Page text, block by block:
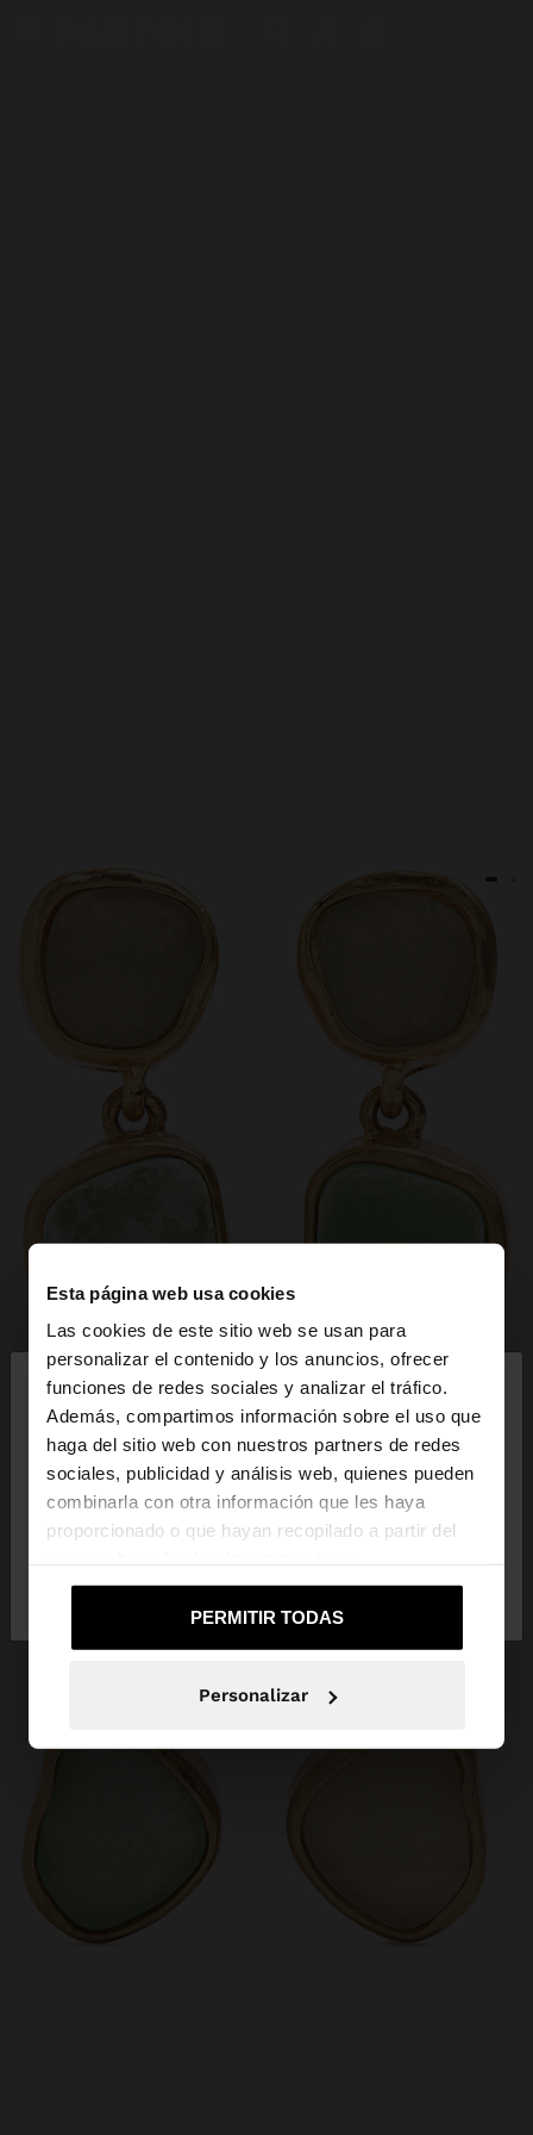
Esta página web usa cookies
Las cookies de este sitio web se usan para
personalizar el contenido y los anuncios, ofrecer
funciones de redes sociales y analizar el tráfico.
Además, compartimos información sobre el uso que
haga del sitio web con nuestros partners de redes
sociales, publicidad y análisis web, quienes pueden
combinarla con otra información que les haya
proporcionado o que hayan recopilado a partir del
PERMITIR TODAS
Personalizar
hola
Estás accediendo a la web de España. ¿Quieres ir a
la web de United States?